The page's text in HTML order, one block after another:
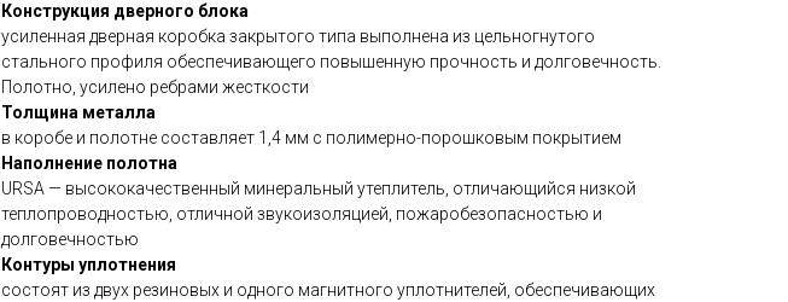
Конструкция дверного блока
усиленная дверная коробка закрытого типа выполнена из цельногнутого
стального профиля обеспечивающего повышенную прочность и долговечность.
Полотно, усилено ребрами жесткости
Толщина металла
в коробе и полотне составляет 1,4 мм с полимерно-порошковым покрытием
Наполнение полотна
URSA — высококачественный минеральный утеплитель, отличающийся низкой
теплопроводностью, отличной звукоизоляцией, пожаробезопасностью и
долговечностью
Контуры уплотнения
состоят из двух резиновых и одного магнитного уплотнителей, обеспечивающих